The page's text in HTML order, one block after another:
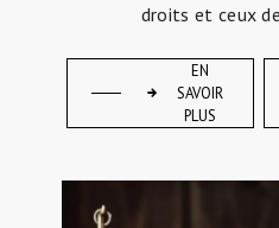
droits et ceux
EN
SAVOIR
PLUS